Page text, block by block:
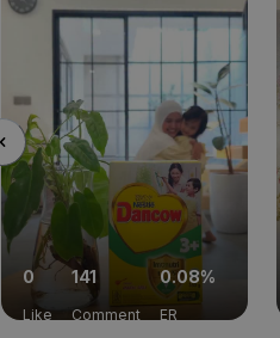
0
Like
141
Comment
0.08%
ER